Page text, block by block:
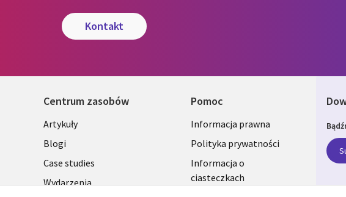
kontakt
Centrum zasobów
Library
Links
SECTIONS
POLSKA
Artykuły
Blogi
Case studies
Wydarzenia
Pomoc
Legal
SECTIONS
POLSKA
Informacja prawna
Polityka prywatności
Informacja o
ciasteczkach